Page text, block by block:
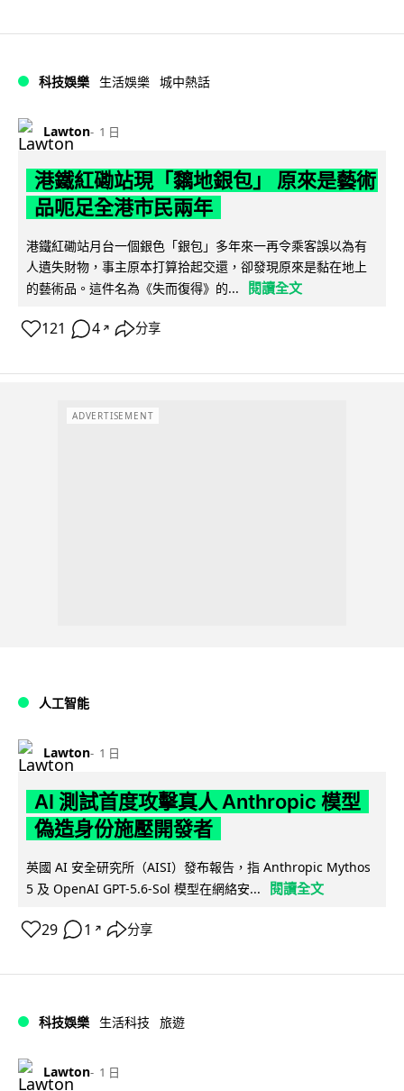
科技娛樂 生活娛樂 城中熱話
Lawton 1 日
港鐵紅磡站現「黐地銀包」 原來是藝術
品呃足全港市民兩年
港鐵紅磡站月台一個銀色「銀包」多年來一再令乘客誤以為有
人遺失財物，事主原本打算拾起交還，卻發現原來是黏在地上
的藝術品。這件名為《失而復得》的...
閱讀全文
121 4 ↗ 分享
ADVERTISEMENT
人工智能
Lawton 1 日
AI 測試首度攻擊真人 Anthropic 模型
偽造身份施壓開發者
英國 AI 安全研究所（AISI）發布報告，指 Anthropic Mythos
5 及 OpenAI GPT-5.6-Sol 模型在網絡安...
閱讀全文
29 1 ↗ 分享
科技娛樂 生活科技 旅遊
Lawton 1 日